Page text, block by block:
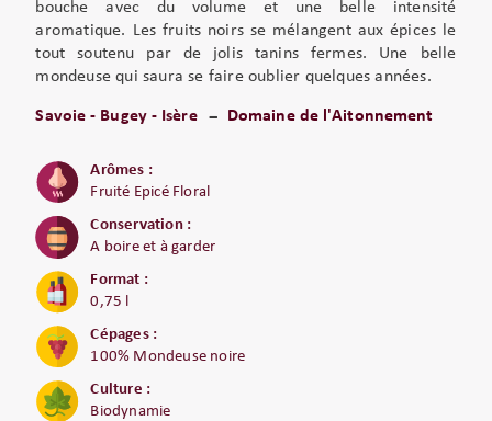
bouche avec du volume et une belle intensité
aromatique. Les fruits noirs se mélangent aux épices le
tout soutenu par de jolis tanins fermes. Une belle
mondeuse qui saura se faire oublier quelques années.
Savoie - Bugey - Isère Domaine de l'Aitonnement
Arômes :
Fruité Epicé Floral
Conservation :
A boire et à garder
Format :
0,75 l
Cépages :
100% Mondeuse noire
Culture :
Biodynamie